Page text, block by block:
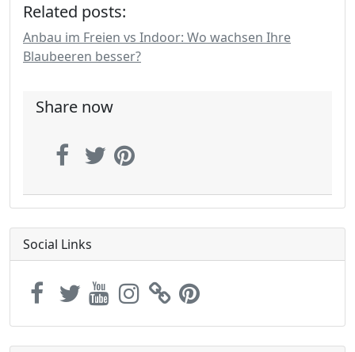
Related posts:
Anbau im Freien vs Indoor: Wo wachsen Ihre
Blaubeeren besser?
Share now
Social Links